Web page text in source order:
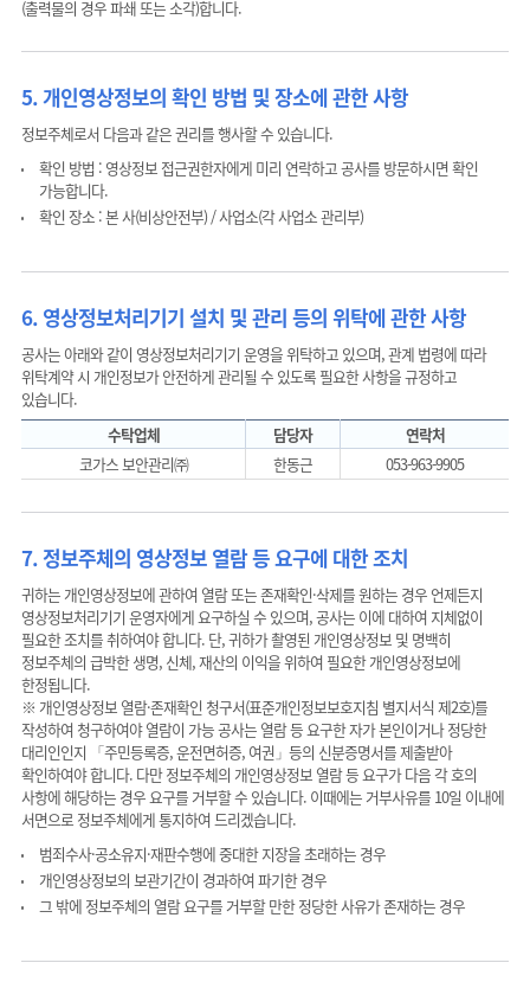
(출력물의 경우 파쇄 또는 소각)합니다.
5. 개인영상정보의 확인 방법 및 장소에 관한 사항
정보주체로서 다음과 같은 권리를 행사할 수 있습니다.
확인 방법 : 영상정보 접근권한자에게 미리 연락하고 공사를 방문하시면 확인
가능합니다.
확인 장소 : 본 사(비상안전부) / 사업소(각 사업소 관리부)
6. 영상정보처리기기 설치 및 관리 등의 위탁에 관한 사항
공사는 아래와 같이 영상정보처리기기 운영을 위탁하고 있으며, 관계 법령에 따라
위탁계약 시 개인정보가 안전하게 관리될 수 있도록 필요한 사항을 규정하고
있습니다.
수탁업체
담당자
연락처
코가스 보안관리㈜
한동근 053-963-9905
7. 정보주체의 영상정보 열람 등 요구에 대한 조치
귀하는 개인영상정보에 관하여 열람 또는 존재확인·삭제를 원하는 경우 언제든지
영상정보처리기기 운영자에게 요구하실 수 있으며, 공사는 이에 대하여 지체없이
필요한 조치를 취하여야 합니다. 단, 귀하가 촬영된 개인영상정보 및 명백히
정보주체의 급박한 생명, 신체, 재산의 이익을 위하여 필요한 개인영상정보에
한정됩니다.
※ 개인영상정보 열람·존재확인 청구서(표준개인정보보호지침 별지서식 제2호)를
작성하여 청구하여야 열람이 가능 공사는 열람 등 요구한 자가 본인이거나 정당한
대리인인지 「주민등록증, 운전면허증, 여권」등의 신분증명서를 제출받아
확인하여야 합니다. 다만 정보주체의 개인영상정보 열람 등 요구가 다음 각 호의
사항에 해당하는 경우 요구를 거부할 수 있습니다. 이때에는 거부사유를 10일 이내에
서면으로 정보주체에게 통지하여 드리겠습니다.
범죄수사·공소유지·재판수행에 중대한 지장을 초래하는 경우
개인영상정보의 보관기간이 경과하여 파기한 경우
그 밖에 정보주체의 열람 요구를 거부할 만한 정당한 사유가 존재하는 경우